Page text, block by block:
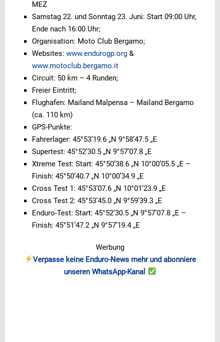
MEZ
Samstag 22. und Sonntag 23. Juni: Start 09:00 Uhr,
Ende nach 16:00 Uhr;
Organisation: Moto Club Bergamo;
Websites: www.endurogp.org &
www.motoclub.bergamo.it
Circuit: 50 km – 4 Runden;
Freier Eintritt;
Flughafen: Mailand Malpensa – Mailand Bergamo
(ca. 110 km)
GPS-Punkte:
Fahrerlager: 45°53’19.6 „N 9°58’47.5 „E
Supertest: 45°52’30.5 „N 9°57’07.8 „E
Xtreme Test: Start: 45°50’38.6 „N 10°00’05.5 „E –
Finish: 45°50’40.7 „N 10°00’34.9 „E
Cross Test 1: 45°53’07.6 „N 10°01’23.9 „E
Cross Test 2: 45°53’45.0 „N 9°59’39.3 „E
Enduro-Test: Start: 45°52’30.5 „N 9°57’07.8 „E –
Finish: 45°51’47.2 „N 9°57’19.4 „E
Werbung
Verpasse keine Enduro-News mehr und abonniere
unseren WhatsApp-Kanal